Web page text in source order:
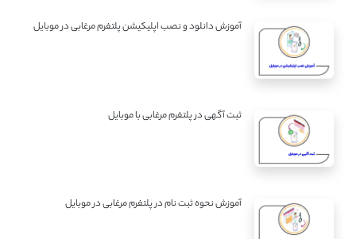
آموزش دانلود و نصب اپلیکیشن پلتفرم مرغابی در موبایل
ثبت آگهی در پلتفرم مرغابی با موبایل
آموزش نحوه ثبت نام در پلتفرم مرغابی در موبایل